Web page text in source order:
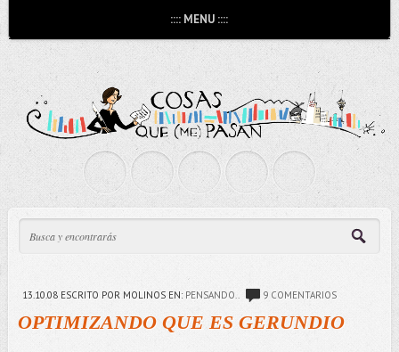
:::: MENU ::::
13.10.08ESCRITO POR MOLINOS EN: PENSANDO.. 9 COMENTARIOS
OPTIMIZANDO QUE ES GERUNDIO